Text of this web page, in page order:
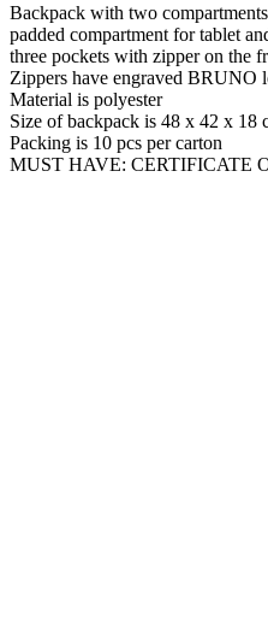
Backpack with two compartments
padded compartment for tablet
three pockets with zipper on the
Zippers have engraved BRUNO
Material is polyester
Size of backpack is 48 x 42 x 18
Packing is 10 pcs per carton
MUST HAVE: CERTIFICATE